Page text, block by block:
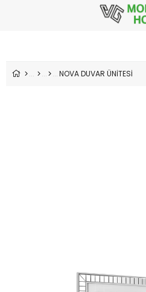
NOVA DUVAR ÜNİTESİ